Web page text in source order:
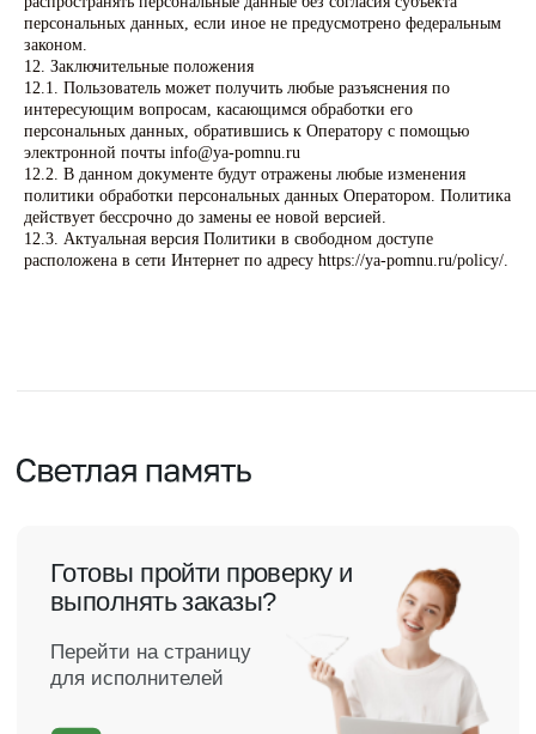
персональных данных, если иное не предусмотрено федеральным
законом.
12. Заключительные положения
12.1. Пользователь может получить любые разъяснения по
интересующим вопросам, касающимся обработки его
персональных данных, обратившись к Оператору с помощью
электронной почты info@ya-pomnu.ru
12.2. В данном документе будут отражены любые изменения
политики обработки персональных данных Оператором. Политика
действует бессрочно до замены ее новой версией.
12.3. Актуальная версия Политики в свободном доступе
расположена в сети Интернет по адресу https://ya-pomnu.ru/policy/.